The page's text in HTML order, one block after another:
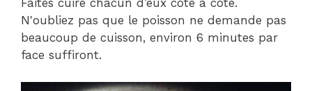
Faites cuire chacun d’eux côte à côte.
N'oubliez pas que le poisson ne demande pas
beaucoup de cuisson, environ 6 minutes par
face suffiront.